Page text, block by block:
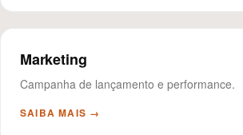
Marketing
Campanha de lançamento e performance.
SAIBA MAIS →